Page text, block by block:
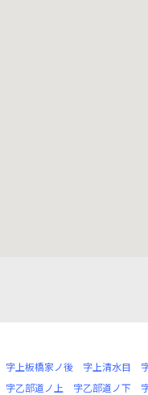
字上板橋家ノ後 字上清水目
字乙部道ノ上 字乙部道ノ下